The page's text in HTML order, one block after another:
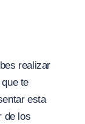
realizar
te
esta
de los